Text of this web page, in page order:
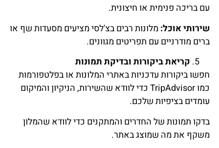
עם בריכה פנימית או חיצונית.
שירותי אוכל: מלונות רבים בצ'לסי מציעים מסעדות שף או
ברים מודרניים עם תפריטים מגוונים.
קריאת ביקורות ובדיקת תמונות
חפשו ביקורות עדכניות באתרי המלונות או בפלטפורמות
כמו TripAdvisor כדי לוודא שהשירות, הניקיון והמיקום
עומדים בציפיות שלכם.
בדקו תמונות של החדרים והמתקנים כדי לוודא שהמלון
משקף את מה שמוצג באתר.